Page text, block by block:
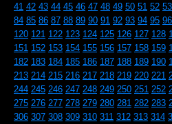
41 42 43 44 45 46 47 48 49 50 51 52 53
84 85 86 87 88 89 90 91 92 93 94 95 96
120 121 122 123 124 125 126 127 128
151 152 153 154 155 156 157 158 159
182 183 184 185 186 187 188 189 190
213 214 215 216 217 218 219 220 221
244 245 246 247 248 249 250 251 252
275 276 277 278 279 280 281 282 283
306 307 308 309 310 311 312 313 314